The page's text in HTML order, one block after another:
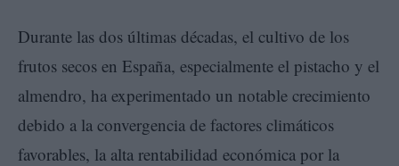
Durante las dos últimas décadas, el cultivo de los
frutos secos en España, especialmente el pistacho y el
almendro, ha experimentado un notable crecimiento
debido a la convergencia de factores climáticos
favorables, la alta rentabilidad económica por la